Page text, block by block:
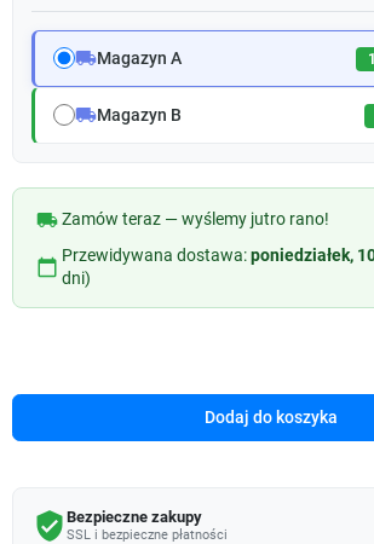
local_shippingMagazyn A
local_shippingMagazyn B
local_shippingZamów teraz — wyślemy jutro rano!
calendar_today
Przewidywana dostawa:poniedziałek,
dni)
Dodaj do koszyka
verified_user Bezpieczne zakupy
SSL i bezpieczne płatności